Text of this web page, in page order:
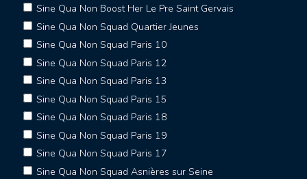
Sine Qua Non Boost Her Le Pre Saint Gervais
Sine Qua Non Squad Quartier Jeunes
Sine Qua Non Squad Paris 10
Sine Qua Non Squad Paris 12
Sine Qua Non Squad Paris 13
Sine Qua Non Squad Paris 15
Sine Qua Non Squad Paris 18
Sine Qua Non Squad Paris 19
Sine Qua Non Squad Paris 17
Sine Qua Non Squad Asnières sur Seine